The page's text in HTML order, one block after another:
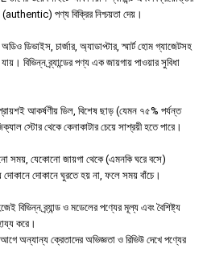
পণ্য বিক্রির নিশ্চয়তা দেয়।
ডিভাইস, চার্জার, অ্যাডাপ্টার, স্মার্ট হোম গ্যাজেটসহ
বিভিন্ন ব্র্যান্ডের পণ্য এক জায়গায় পাওয়ার সুবিধা
আকর্ষণীয় ডিল, বিশেষ ছাড় (যেমন ৭৫% পর্যন্ত
স্টোর থেকে কেনাকাটার চেয়ে সাশ্রয়ী হতে পারে।
সময়, যেকোনো জায়গা থেকে (এমনকি ঘরে বসে)
দোকানে দোকানে ঘুরতে হয় না, ফলে সময় বাঁচে।
বিভিন্ন ব্র্যান্ড ও মডেলের পণ্যের মূল্য এবং বৈশিষ্ট্য
করে।
অন্যান্য ক্রেতাদের অভিজ্ঞতা ও রিভিউ দেখে পণ্যের